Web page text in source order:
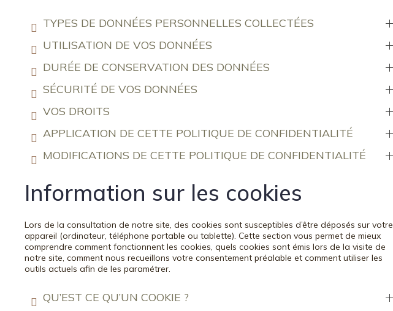
TYPES DE DONNÉES PERSONNELLES COLLECTÉES
UTILISATION DE VOS DONNÉES
DURÉE DE CONSERVATION DES DONNÉES
SÉCURITÉ DE VOS DONNÉES
VOS DROITS
APPLICATION DE CETTE POLITIQUE DE CONFIDENTIALITÉ
MODIFICATIONS DE CETTE POLITIQUE DE CONFIDENTIALITÉ
Information sur les cookies
Lors de la consultation de notre site, des cookies sont susceptibles d’être déposés sur votre
appareil (ordinateur, téléphone portable ou tablette). Cette section vous permet de mieux
comprendre comment fonctionnent les cookies, quels cookies sont émis lors de la visite de
notre site, comment nous recueillons votre consentement préalable et comment utiliser les
outils actuels afin de les paramétrer.
QU’EST CE QU’UN COOKIE ?